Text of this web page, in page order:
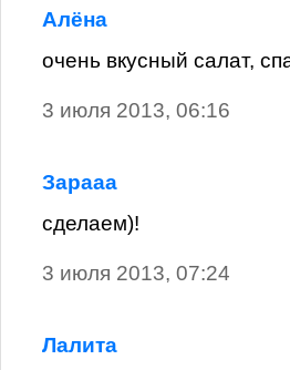
Алёна
очень вкусный салат,
3 июля 2013, 06:16
Зарааа
сделаем)!
3 июля 2013, 07:24
Лалита